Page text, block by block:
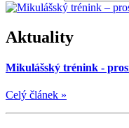
Aktuality
Mikulášský trénink -
Celý článek »